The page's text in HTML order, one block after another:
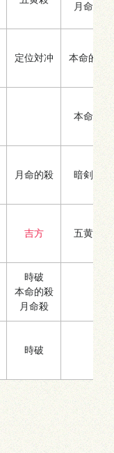
月命殺
定位対冲 本命的殺
本命殺
月命的殺 暗剣殺
吉方 五黄殺
時破
本命的殺
月命殺
時破